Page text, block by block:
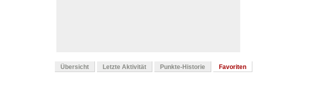
Übersicht Letzte Aktivität Punkte-Historie
Favoriten